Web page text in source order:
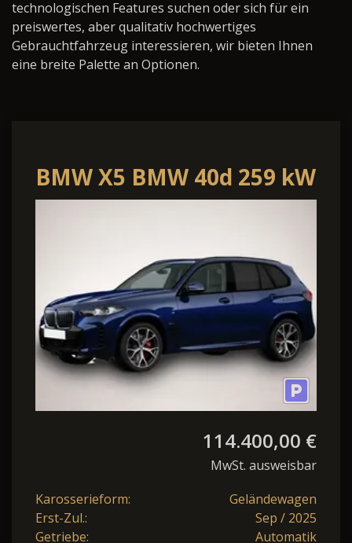
technologischen Features suchen oder sich für ein
preiswertes, aber qualitativ hochwertiges
Gebrauchtfahrzeug interessieren, wir bieten Ihnen
eine breite Palette an Optionen.
BMW X5 BMW 40d 259 kW
(352 PS) 8-Gang
114.400,00 €
MwSt. ausweisbar
Karosserieform:
Geländewagen
Erst-Zul.:
Sep / 2025
Getriebe:
Automatik